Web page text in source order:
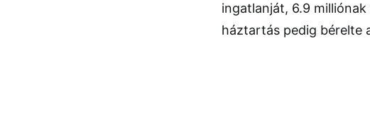
ingatlanját, 6.9
háztartás pedig bérelte